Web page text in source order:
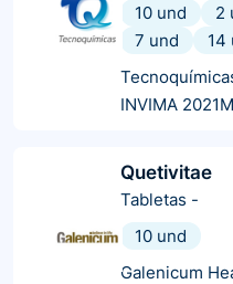
10 und
2
7 und
14
INVIMA
Quetivitae
Tabletas -
10 und
Galenicum